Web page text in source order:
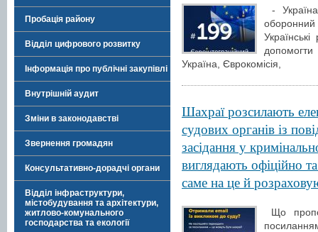
Пробація району
Відділ цифрового розвитку
Інформація про публічні закупівлі
Внутрішній аудит
Зміни в законодавстві
Звернення громадян
Консультативно-дорадчі органи
Відділ інфраструктури,
містобудування та архітектури,
житлово-комунального
господарства та екології
-
Україна, Єврокомісія,
Шахраї розсилають
судових органів із
засідання у
виглядають офіційно
саме на це й
Що